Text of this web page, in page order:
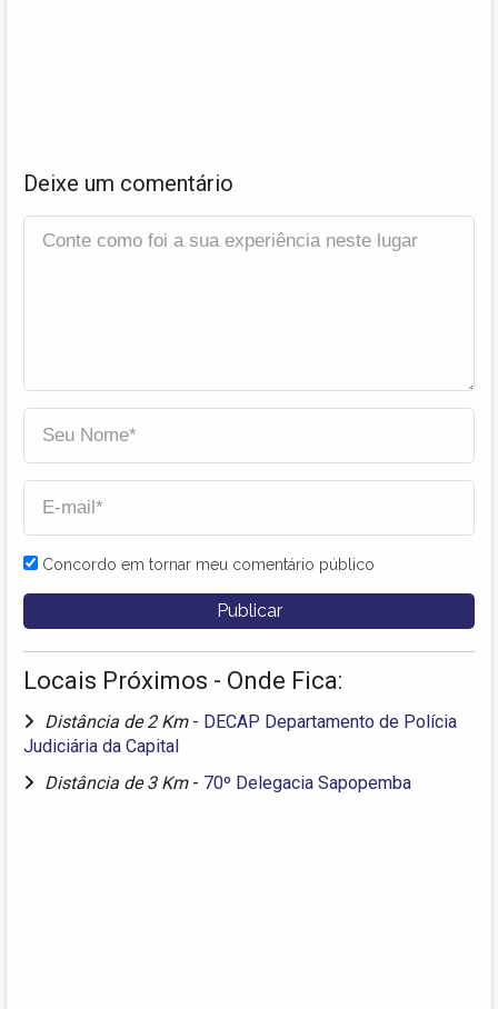
Deixe um comentário
Concordo em tornar meu comentário público
Locais Próximos - Onde Fica:
Distância de 2 Km - DECAP Departamento de Polícia
Judiciária da Capital
Distância de 3 Km - 70º Delegacia Sapopemba